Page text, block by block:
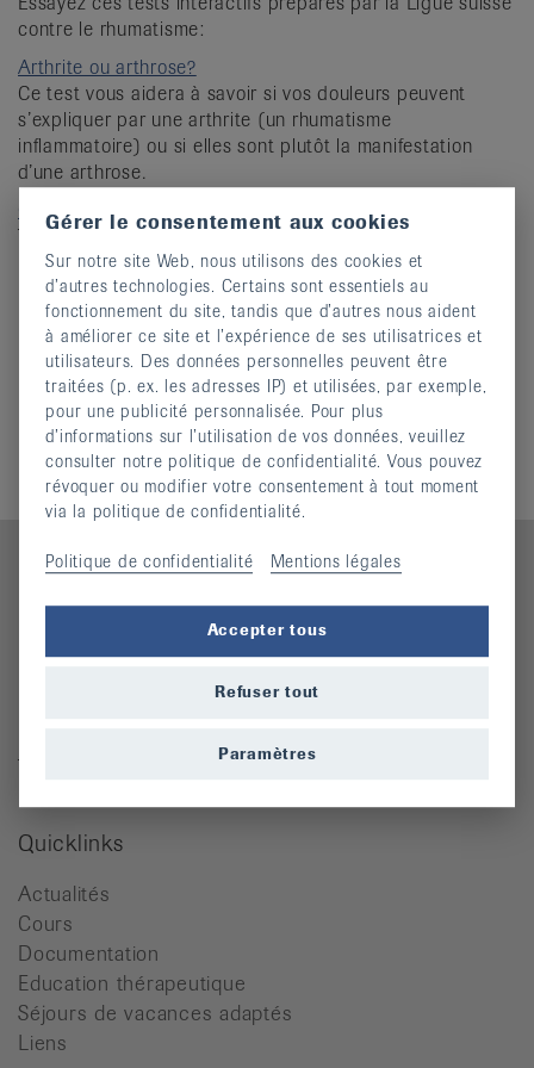
contre le rhumatisme:
Arthrite ou arthrose?
Ce test vous aidera à savoir si vos douleurs peuvent
s’expliquer par une arthrite (un rhumatisme
inflammatoire) ou si elles sont plutôt la manifestation
d’une arthrose.
Calculateur de calcium
Test en ligne sur votre apport de calcium
Informations complémentaires
Associations
Liens
Mise en garde
Place de l'Hôtel-de-Ville 2
Tél. 021 623 37 07
Quicklinks
Actualités
Cours
Documentation
Education thérapeutique
Séjours de vacances adaptés
Liens
Gérer le consentement aux cookies
Sur notre site Web, nous utilisons des cookies et
d’autres technologies. Certains sont essentiels au
fonctionnement du site, tandis que d’autres nous aident
à améliorer ce site et l’expérience de ses utilisatrices et
utilisateurs. Des données personnelles peuvent être
traitées (p. ex. les adresses IP) et utilisées, par exemple,
pour une publicité personnalisée. Pour plus
d’informations sur l’utilisation de vos données, veuillez
consulter notre politique de confidentialité. Vous pouvez
révoquer ou modifier votre consentement à tout moment
via la politique de confidentialité.
Politique de confidentialité Mentions légales
Accepter tous
Refuser tout
Paramètres